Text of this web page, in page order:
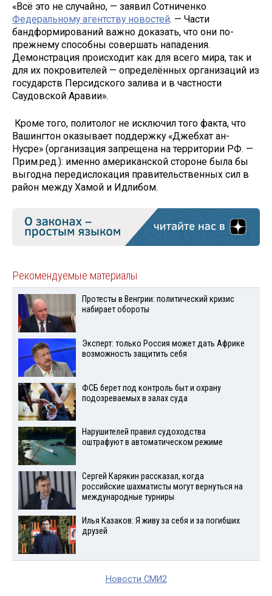
«Всё это не случайно, — заявил Сотниченко
Федеральному агентству новостей. — Части
бандформирований важно доказать, что они по-
прежнему способны совершать нападения.
Демонстрация происходит как для всего мира, так и
для их покровителей — определённых организаций из
государств Персидского залива и в частности
Саудовской Аравии».
Кроме того, политолог не исключил того факта, что
Вашингтон оказывает поддержку «Джебхат ан-
Нусре» (организация запрещена на территории РФ. —
Прим.ред.): именно американской стороне была бы
выгодна передислокация правительственных сил в
район между Хамой и Идлибом.
Рекомендуемые материалы
Протесты в Венгрии: политический кризис
набирает обороты
Эксперт: только Россия может дать Африке
возможность защитить себя
ФСБ берет под контроль быт и охрану
подозреваемых в залах суда
Нарушителей правил судоходства
оштрафуют в автоматическом режиме
Сергей Карякин рассказал, когда
российские шахматисты могут вернуться на
международные турниры
Илья Казаков: Я живу за себя и за погибших
друзей
Новости СМИ2